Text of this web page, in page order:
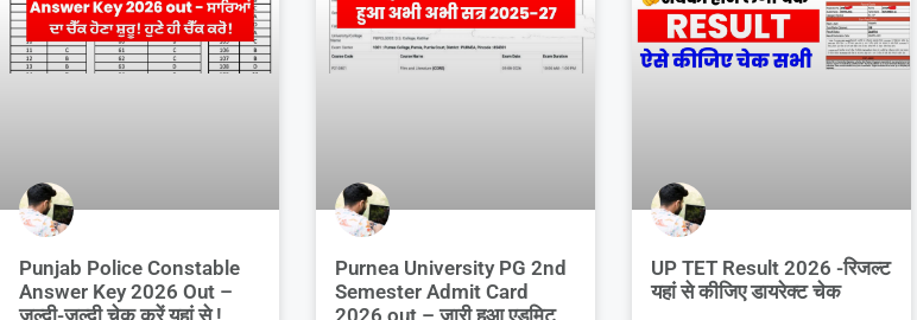
Punjab Police Constable
Answer Key 2026 Out –
जल्दी-जल्दी चेक करें यहां से !
Purnea University PG 2nd
Semester Admit Card
2026 out – जारी हुआ एडमिट
UP TET Result 2026 -रिजल्ट
यहां से कीजिए डायरेक्ट चेक